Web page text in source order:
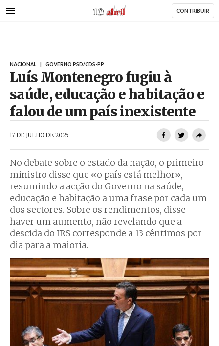
para
AbrilAbril CONTRIBUIR
NACIONAL GOVERNO PSD/CDS-PP
Luís Montenegro fugiu à
saúde, educação e habitação e
falou de um país inexistente
17 DE JULHO DE 2025
No debate sobre o estado da nação, o primeiro-
ministro disse que «o país está melhor»,
resumindo a acção do Governo na saúde,
educação e habitação a uma frase por cada um
dos sectores. Sobre os rendimentos, disse
haver um aumento, não revelando que a
descida do IRS corresponde a 13 cêntimos por
dia para a maioria.